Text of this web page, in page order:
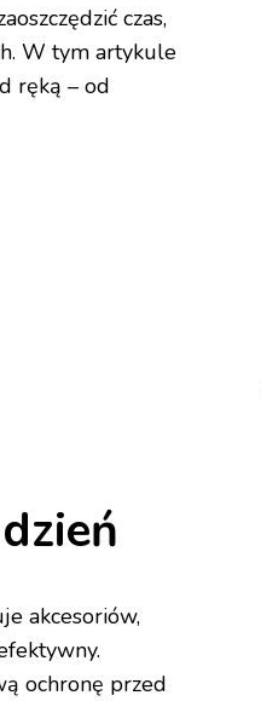
czas,
W tym artykule
ręką – od
akcesoriów,
ochronę przed